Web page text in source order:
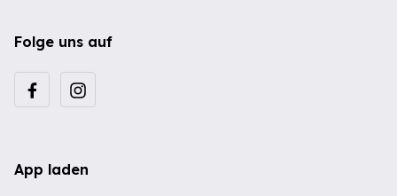
Folge uns auf
App laden